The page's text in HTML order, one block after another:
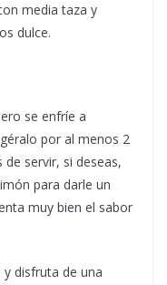
media taza y
dulce.
se enfríe a
por al menos 2
servir, si deseas,
para darle un
muy bien el sabor
disfruta de una